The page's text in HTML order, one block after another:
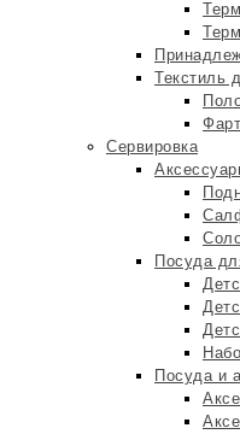
Текстиль
Сервировка
Посуда
Посуда и